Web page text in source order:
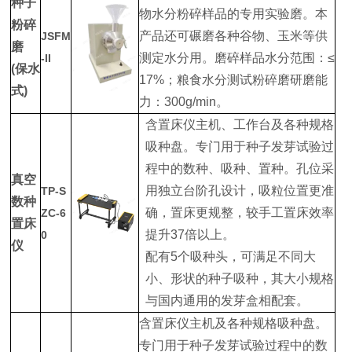
种子
粉碎
磨
(保水
式)
JSFM
-II
物水分粉碎样品的专用实验磨。本
产品还可碾磨各种谷物、玉米等供
测定水分用。磨碎样品水分范围：≤
17%；粮食水分测试粉碎磨研磨能
力：300g/min。
真空
数种
置床
仪
TP-S
ZC-6
0
含置床仪主机、工作台及各种规格
吸种盘。专门用于种子发芽试验过
程中的数种、吸种、置种。孔位采
用独立台阶孔设计，吸粒位置更准
确，置床更规整，较手工置床效率
提升37倍以上。
配有5个吸种头，可满足不同大
小、形状的种子吸种，其大小规格
与国内通用的发芽盒相配套。
含置床仪主机及各种规格吸种盘。
专门用于种子发芽试验过程中的数